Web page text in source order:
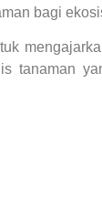
bagi
tanaman